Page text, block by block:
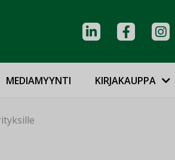
MEDIAMYYNTI KIRJAKAUPPA